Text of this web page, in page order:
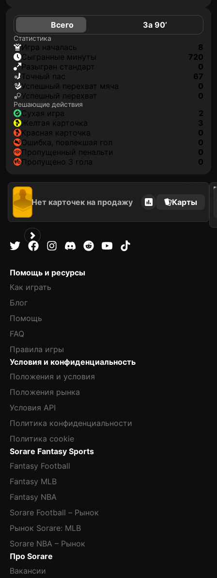
Всего За 90’
Статистика
игра началась
8
сыгранные минуты
720
разыгран стандарт
0
точный пас
67
успешный перехват мяча
0
успешный перехват
0
Решающие действия
сухая игра
2
желтая карточка
3
красная карточка
0
ошибка, повлекшая гол
0
пропущенный пенальти
0
Пропущено 3 гола
0
Нет карточек на продажу Карты
2022
Помощь и ресурсы
Как играть
Блог
Помощь
FAQ
Правила игры
Условия и конфиденциальность
Положения и условия
Положения рынка
Условия API
Политика конфиденциальности
Политика cookie
Sorare Fantasy Sports
Fantasy Football
Fantasy MLB
Fantasy NBA
Sorare Football – Рынок
Рынок Sorare: MLB
Sorare NBA – Рынок
Про Sorare
Вакансии